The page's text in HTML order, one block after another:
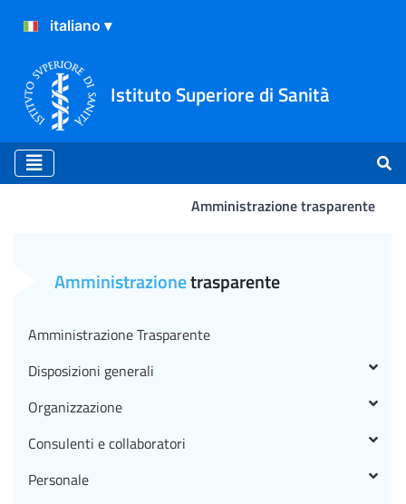
Istituto Superiore di Sanità
Amministrazione trasparente
Amministrazionetrasparente
Amministrazione Trasparente
Disposizioni generali
Organizzazione
Consulenti e collaboratori
Personale